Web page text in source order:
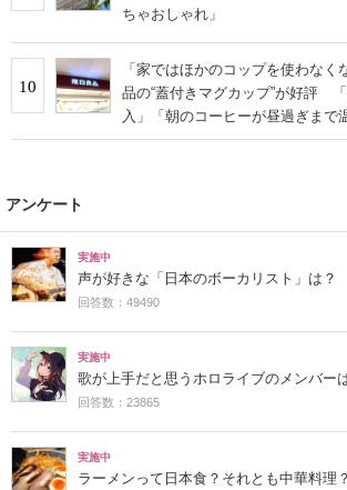
ちゃおしゃれ」
10
「家ではほかのコップを使わな
品の“蓋付きマグカップ”が好評
入」「朝のコーヒーが昼過ぎまで
アンケート
実施中
声が好きな「日本のボーカリスト」は？
回答数：49490
実施中
歌が上手だと思うホロライブのメンバー
回答数：23865
実施中
ラーメンって日本食？それとも中華料理？